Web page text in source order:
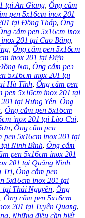
tại An Giang, Ống cắm
pen 5x16cm inox 201
tại Đồng Tháp, Ống
cắm pen 5x16cm inox
201 tại Cao Bằng,
, Ống cắm pen 5x16cm
inox 201 tại Điện
Nai, Ống cắm pen
5x16cm inox 201 tại
Hà Tĩnh, Ống cắm pen
pen 5x16cm inox 201 tại
tại Hưng Yên, Ống
, Ống cắm pen 5x16cm
inox 201 tại Lào Cai,
, Ống cắm pen
pen 5x16cm inox 201 tại
tại Ninh Bình, Ống cắm
pen 5x16cm inox 201
201 tại Quảng Ninh,
Trị, Ống cắm pen
5x16cm inox 201 tại
tại Thái Nguyên, Ống
, Ống cắm pen 5x16cm
201 tại Tuyên Quang,
, Những điều cần biết